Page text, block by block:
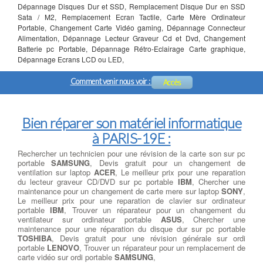
Dépannage Disques Dur et SSD, Remplacement Disque Dur en SSD
Sata / M2, Remplacement Ecran Tactile, Carte Mère Ordinateur
Portable, Changement Carte Vidéo gaming, Dépannage Connecteur
Alimentation, Dépannage Lecteur Graveur Cd et Dvd, Changement
Batterie pc Portable, Dépannage Rétro-Eclairage Carte graphique,
Dépannage Ecrans LCD ou LED,
Comment venir nous voir : Accès
Bien réparer son matériel informatique
à PARIS-19E :
Rechercher un technicien pour une révision de la carte son sur pc
portableSAMSUNG, Devis gratuit pour un changement de
ventilation sur laptop ACER, Le meilleur prix pour une reparation
du lecteur graveur CD/DVD sur pc portable IBM, Chercher une
maintenance pour un changement de carte mere sur laptop SONY,
Le meilleur prix pour une reparation de clavier sur ordinateur
portableIBM, Trouver un réparateur pour un changement du
ventilateur sur ordinateur portable ASUS, Chercher une
maintenance pour une réparation du disque dur sur pc portable
TOSHIBA, Devis gratuit pour une révision générale sur ordi
portable LENOVO, Trouver un réparateur pour un remplacement de
carte vidéo sur ordi portable SAMSUNG,